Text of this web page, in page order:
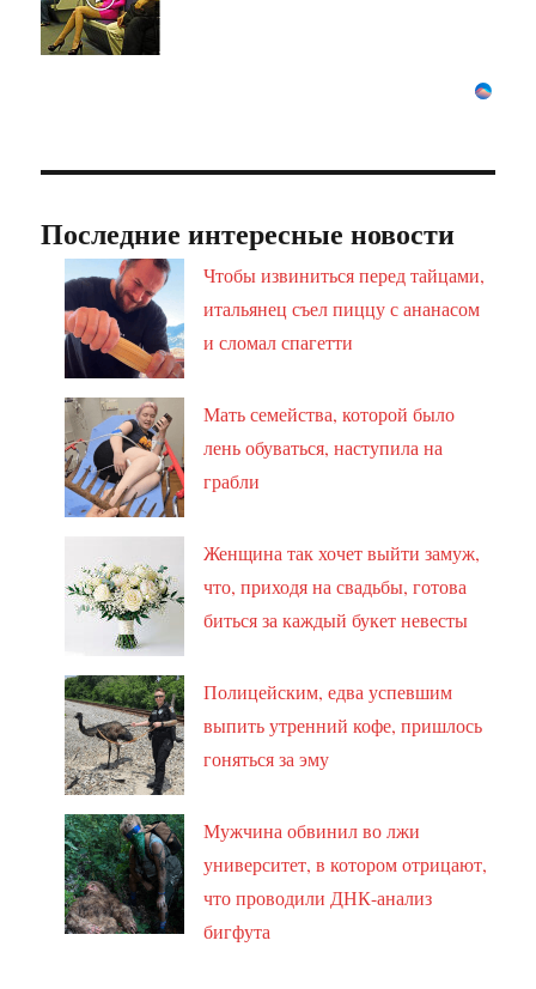
Последние интересные новости
Чтобы извиниться перед тайцами,
итальянец съел пиццу с ананасом
и сломал спагетти
Мать семейства, которой было
лень обуваться, наступила на
грабли
Женщина так хочет выйти замуж,
что, приходя на свадьбы, готова
биться за каждый букет невесты
Полицейским, едва успевшим
выпить утренний кофе, пришлось
гоняться за эму
Мужчина обвинил во лжи
университет, в котором отрицают,
что проводили ДНК-анализ
бигфута